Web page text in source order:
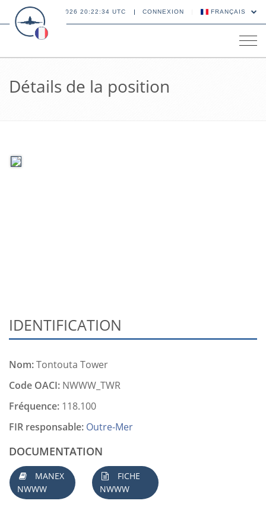
07 AOÛT 2026 20:22:34 UTC CONNEXION FRANÇAIS
Détails de la position
IDENTIFICATION
Nom:Tontouta Tower
Code OACI: NWWW_TWR
Fréquence: 118.100
FIR responsable: Outre-Mer
DOCUMENTATION
MANEX
NWWW
FICHE
NWWW